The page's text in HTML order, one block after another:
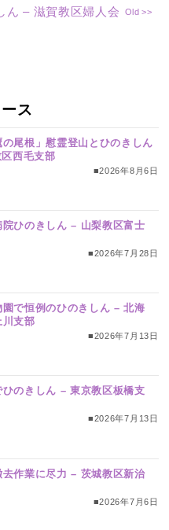
ん – 滋賀教区婦人会
ス
の尾根」慰霊登山とひのきしん
西毛支部
■2026年8月6日
院ひのきしん – 山梨教区富士
■2026年7月28日
園で恒例のひのきしん – 北海
川支部
■2026年7月13日
ひのきしん – 東京教区板橋支
■2026年7月13日
去作業に尽力 – 茨城教区新治
■2026年7月6日